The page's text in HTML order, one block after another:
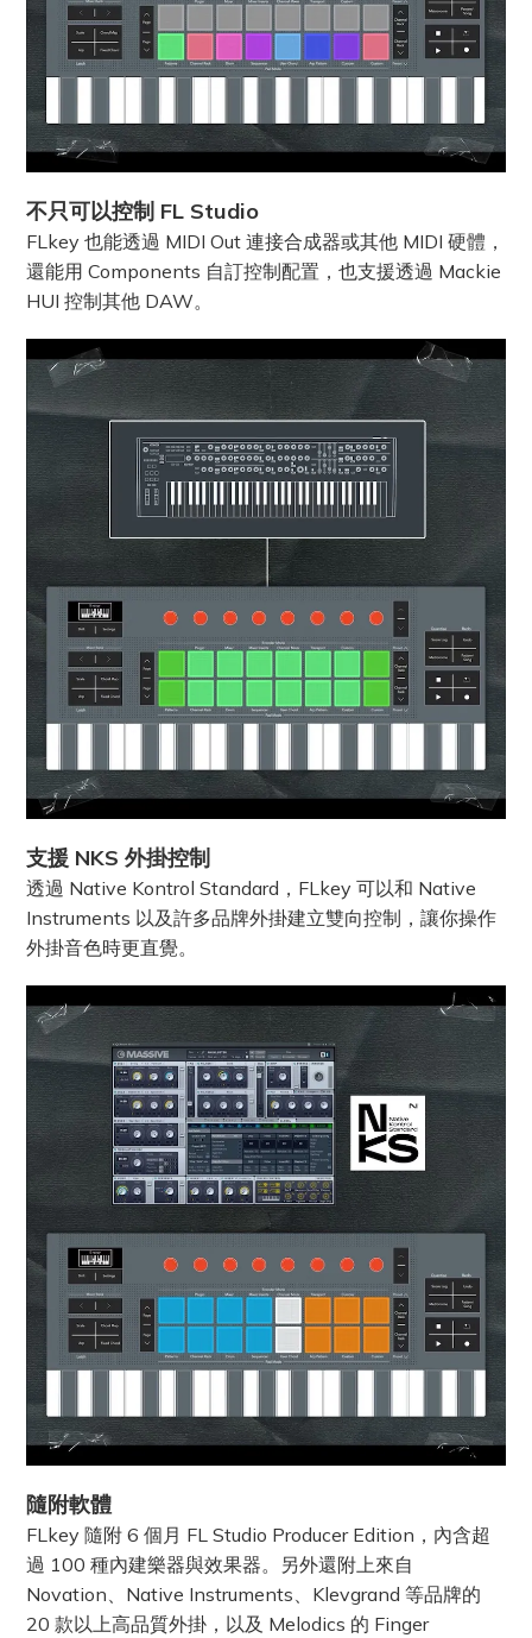
不只可以控制 FL Studio
FLkey 也能透過 MIDI Out 連接合成器或其他 MIDI 硬體，
還能用 Components 自訂控制配置，也支援透過 Mackie
HUI 控制其他 DAW。
支援 NKS 外掛控制
透過 Native Kontrol Standard，FLkey 可以和 Native
Instruments 以及許多品牌外掛建立雙向控制，讓你操作
外掛音色時更直覺。
隨附軟體
FLkey 隨附 6 個月 FL Studio Producer Edition，內含超
過 100 種內建樂器與效果器。另外還附上來自
Novation、Native Instruments、Klevgrand 等品牌的
20 款以上高品質外掛，以及 Melodics 的 Finger